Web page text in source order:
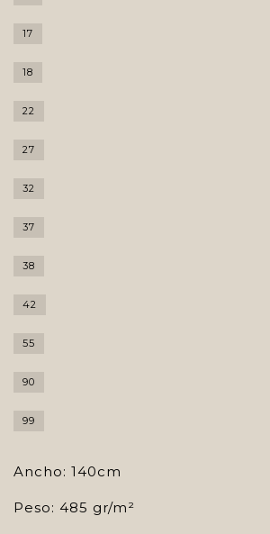
17
18
22
27
32
37
38
42
55
90
99
Ancho: 140cm
Peso: 485 gr/m²